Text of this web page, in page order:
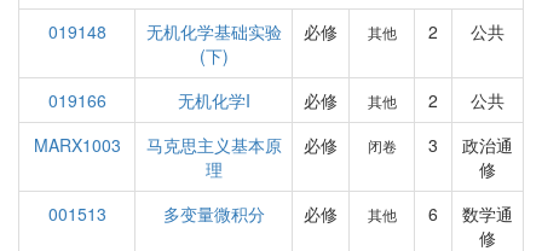
019148
无机化学基础实验
(下)
必修 其他 2 公共
019166 无机化学I 必修 其他 2
公共
MARX1003
马克思主义基本原
理
必修 闭卷 3
政治通
修
001513
多变量微积分 必修 其他 6
数学通
修